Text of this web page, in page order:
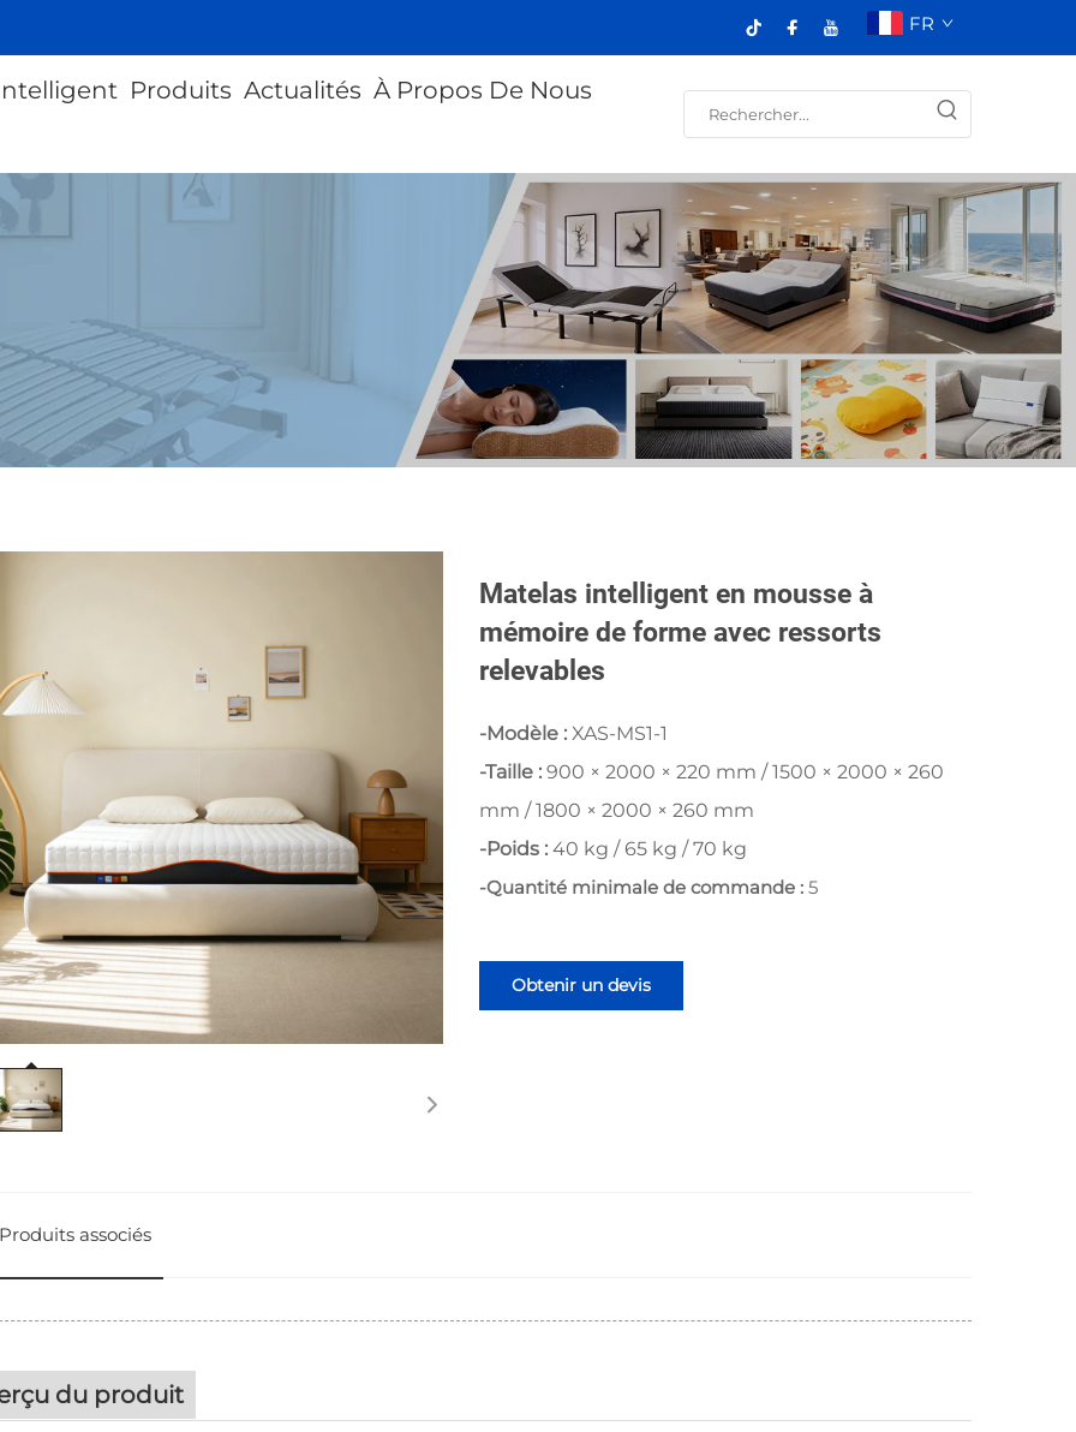
FR
Produits Actualités À Propos De Nous
Matelas intelligent en mousse à
mémoire de forme avec ressorts
relevables
-Modèle : XAS-MS1-1
-Taille : 900 × 2000 × 220 mm / 1500 × 2000 × 260
mm / 1800 × 2000 × 260 mm
-Poids : 40 kg / 65 kg / 70 kg
-Quantité minimale de commande : 5
Obtenir un devis
Produits associés
du produit